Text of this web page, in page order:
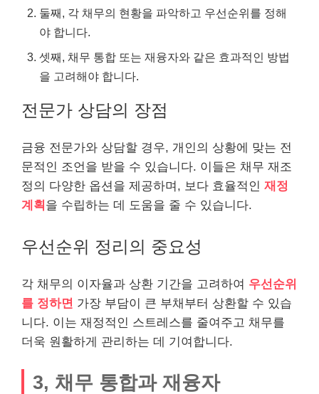
둘째, 각 채무의 현황을 파악하고 우선순위를 정해
야 합니다.
셋째, 채무 통합 또는 재융자와 같은 효과적인 방법
을 고려해야 합니다.
전문가 상담의 장점
금융 전문가와 상담할 경우, 개인의 상황에 맞는 전
문적인 조언을 받을 수 있습니다. 이들은 채무 재조
정의 다양한 옵션을 제공하며, 보다 효율적인 재정
계획 을 수립하는 데 도움을 줄 수 있습니다.
우선순위 정리의 중요성
각 채무의 이자율과 상환 기간을 고려하여 우선순위
를 정하면 가장 부담이 큰 부채부터 상환할 수 있습
니다. 이는 재정적인 스트레스를 줄여주고 채무를
더욱 원활하게 관리하는 데 기여합니다.
3, 채무 통합과 재융자